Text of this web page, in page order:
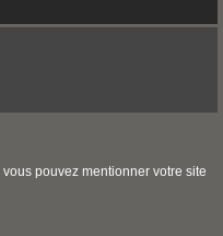
vous pouvez mentionner votre site